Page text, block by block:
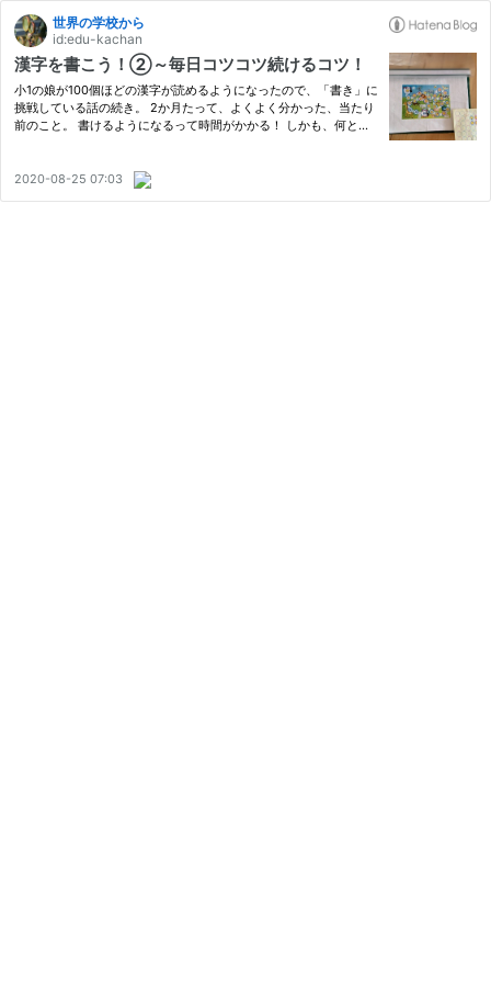
世界の学校から
id:edu-kachan
漢字を書こう！②～毎日コツコツ続けるコツ！
小1の娘が100個ほどの漢字が読めるようになったので、「書き」に
挑戦している話の続き。 2か月たって、よくよく分かった、当たり
前のこと。 書けるようになるって時間がかかる！ しかも、何とな
2020-08-25 07:03